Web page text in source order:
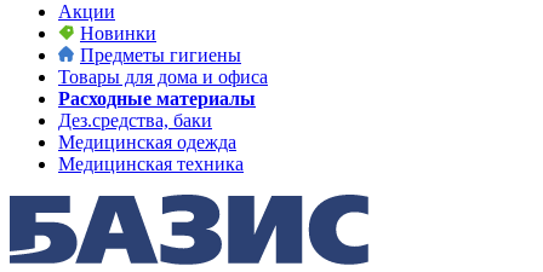
Акции
Новинки
Предметы гигиены
Товары для дома и офиса
Расходные материалы
Дез.средства, баки
Медицинская одежда
Медицинская техника